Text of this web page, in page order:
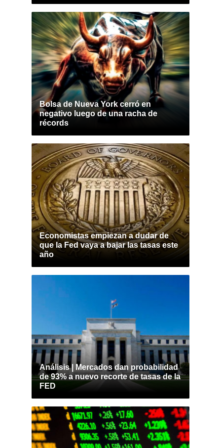
Bolsa de Nueva York cerró en
negativo luego de una racha de
récords
Economistas empiezan a dudar de
que la Fed vaya a bajar las tasas este
año
Análisis | Mercados dan probabilidad
de 93% a nuevo recorte de tasas de la
FED